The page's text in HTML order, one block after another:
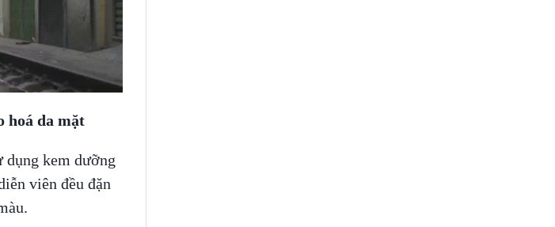
hoá da mặt
dụng kem dưỡng
viên đều đặn